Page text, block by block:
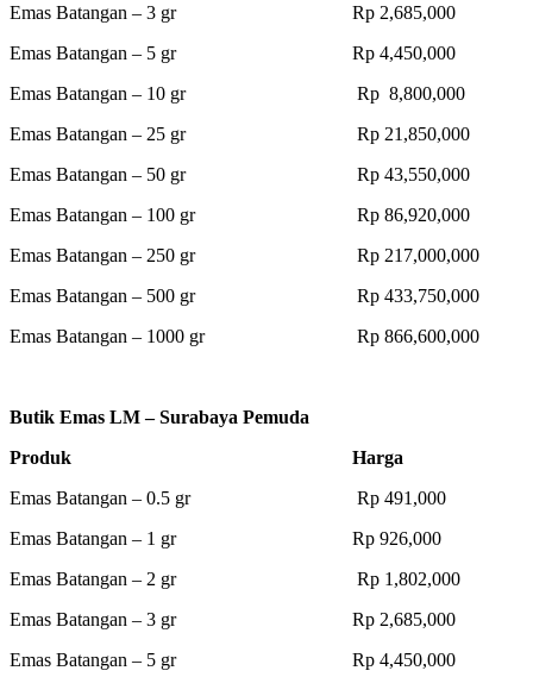
Emas Batangan – 3 gr Rp 2,685,000
Emas Batangan – 5 gr Rp 4,450,000
Emas Batangan – 10 gr Rp 8,800,000
Emas Batangan – 25 gr Rp 21,850,000
Emas Batangan – 50 gr Rp 43,550,000
Emas Batangan – 100 gr Rp 86,920,000
Emas Batangan – 250 gr Rp 217,000,000
Emas Batangan – 500 gr Rp 433,750,000
Emas Batangan – 1000 gr Rp 866,600,000
Butik Emas LM – Surabaya Pemuda
Produk Harga
Emas Batangan – 0.5 gr Rp 491,000
Emas Batangan – 1 gr Rp 926,000
Emas Batangan – 2 gr Rp 1,802,000
Emas Batangan – 3 gr Rp 2,685,000
Emas Batangan – 5 gr Rp 4,450,000